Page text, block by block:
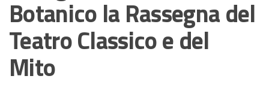
Botanico la Rassegna del
Teatro Classico e del
Mito